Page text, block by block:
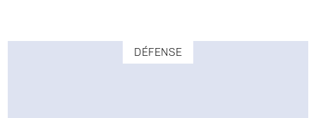
DÉFENSE